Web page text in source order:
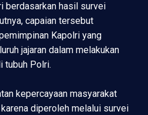
berdasarkan hasil survei
capaian tersebut
Kapolri yang
jajaran dalam melakukan
tubuh Polri.
kepercayaan masyarakat
diperoleh melalui survei